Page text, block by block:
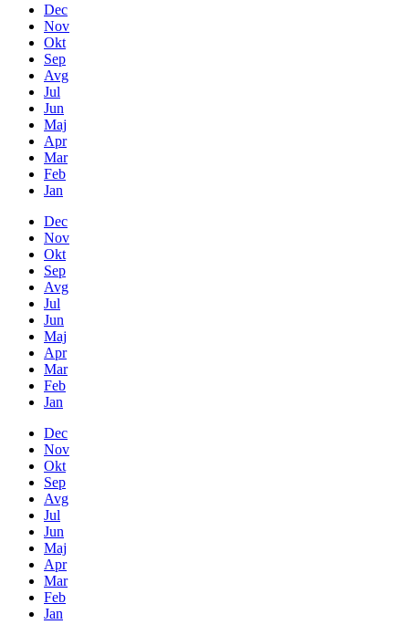
Dec
Nov
Okt
Sep
Avg
Jul
Jun
Maj
Apr
Mar
Feb
Jan
Dec
Nov
Okt
Sep
Avg
Jul
Jun
Maj
Apr
Mar
Feb
Jan
Dec
Nov
Okt
Sep
Avg
Jul
Jun
Maj
Apr
Mar
Feb
Jan